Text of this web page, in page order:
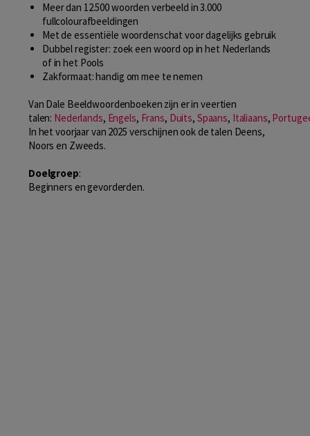
Meer dan 12.500 woorden verbeeld in 3.000
fullcolourafbeeldingen
Met de essentiële woordenschat voor dagelijks gebruik
Dubbel register: zoek een woord op in het Nederlands
of in het Pools
Zakformaat: handig om mee te nemen
Van Dale Beeldwoordenboeken zijn er in veertien
talen: Nederlands, Engels, Frans, Duits, Spaans, Italiaans,
In het voorjaar van 2025 verschijnen ook de talen Deens,
Noors en Zweeds.
Doelgroep:
Beginners en gevorderden.